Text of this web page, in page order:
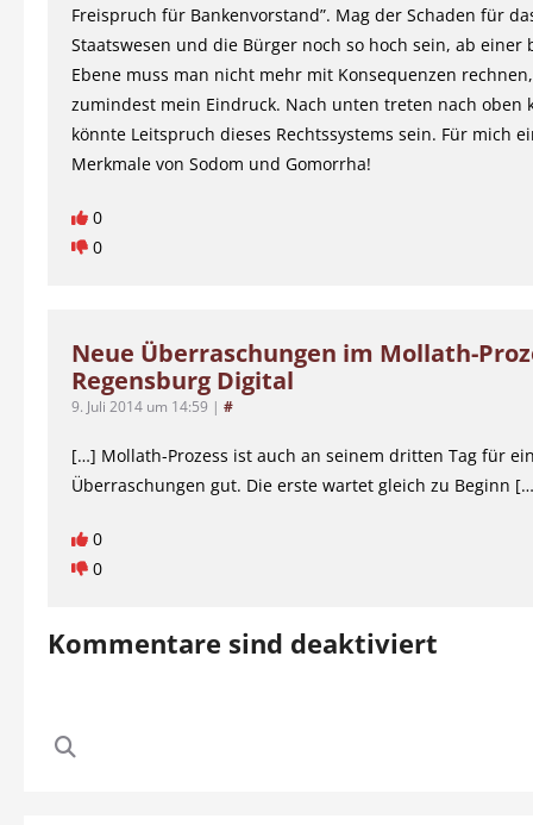
Freispruch für Bankenvorstand”. Mag der Schaden für
Staatswesen und die Bürger noch so hoch sein, ab einer
Ebene muss man nicht mehr mit Konsequenzen
zumindest mein Eindruck. Nach unten treten nach oben
könnte Leitspruch dieses Rechtssystems sein. Für mich
Merkmale von Sodom und Gomorrha!
0
0
Neue Überraschungen im Mollath-
Regensburg Digital
9. Juli 2014 um 14:59 | #
[…] Mollath-Prozess ist auch an seinem dritten Tag für
Überraschungen gut. Die erste wartet gleich zu Beginn
0
0
Kommentare sind deaktiviert